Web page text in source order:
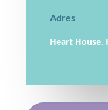
Adres
Heart House,